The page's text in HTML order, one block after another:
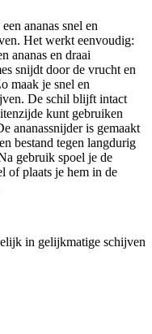
ananas snel en
Het werkt eenvoudig:
ananas en draai
snijdt door de vrucht en
maak je snel en
De schil blijft intact
kunt gebruiken
ananassnijder is gemaakt
bestand tegen langdurig
gebruik spoel je de
of plaats je hem in de
in gelijkmatige schijven